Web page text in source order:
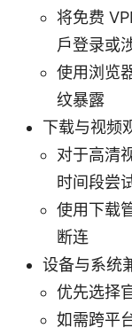
将免费
户登录或
使用浏览
纹暴露
下载与视频
对于高清
时间段尝
使用下载
断连
设备与系统
优先选择
如需跨平